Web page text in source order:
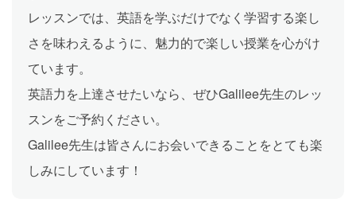
レッスンでは、英語を学ぶだけでなく学習する楽し
さを味わえるように、魅力的で楽しい授業を心がけ
ています。
英語力を上達させたいなら、ぜひGalilee先生のレッ
スンをご予約ください。
Galilee先生は皆さんにお会いできることをとても楽
しみにしています！